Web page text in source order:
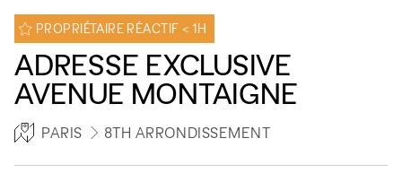
PROPRIÉTAIRE RÉACTIF < 1H
ADRESSE EXCLUSIVE
AVENUE MONTAIGNE
PARIS 8TH ARRONDISSEMENT